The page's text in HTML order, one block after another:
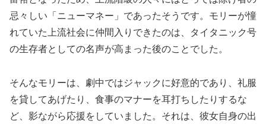
忌々しい「ニューマネー」であったそうです。モリーが憧
れていた上流社会に仲間入りできたのは、タイタニック号
の生存者としての名声が高まった後のことでした。
そんなモリーは、劇中ではジャックに好意的であり、礼服
を貸してあげたり、食事のマナーを耳打ちしたりするな
ど、影ながら応援をしていました。それは、彼女自身の出